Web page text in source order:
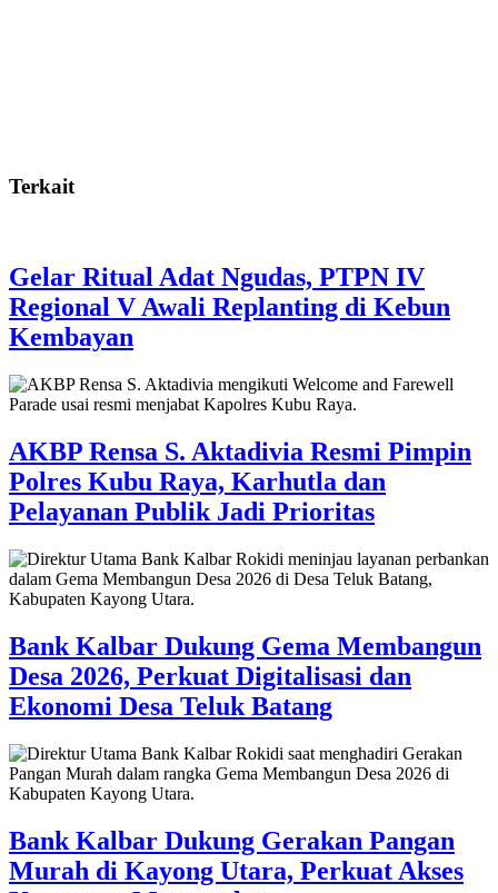
Terkait
Gelar Ritual Adat Ngudas, PTPN IV
Regional V Awali Replanting di Kebun
Kembayan
AKBP Rensa S. Aktadivia Resmi Pimpin
Polres Kubu Raya, Karhutla dan
Pelayanan Publik Jadi Prioritas
Bank Kalbar Dukung Gema Membangun
Desa 2026, Perkuat Digitalisasi dan
Ekonomi Desa Teluk Batang
Bank Kalbar Dukung Gerakan Pangan
Murah di Kayong Utara, Perkuat Akses